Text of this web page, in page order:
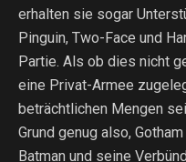
erhalten sie sogar
Pinguin, Two-Face und
Partie. Als ob dies nicht
eine Privat-Armee
beträchtlichen Mengen
Grund genug also,
Batman und seine